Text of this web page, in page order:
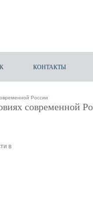
КОНТАКТЫ
России
современной
в